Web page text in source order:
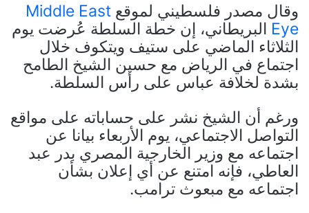
وقال مصدر فلسطيني لموقع Middle East
Eye البريطاني، إن خطة السلطة عُرضت يوم
الثلاثاء الماضي على ستيف ويتكوف خلال
اجتماع في الرياض مع حسين الشيخ الطامح
بشدة لخلافة عباس على رأس السلطة.
ورغم أن الشيخ نشر على حساباته على مواقع
التواصل الاجتماعي، يوم الأربعاء بيانا عن
اجتماعه مع وزير الخارجية المصري بدر عبد
العاطي، فإنه امتنع عن أي إعلان بشأن
اجتماعه مع مبعوث ترامب.